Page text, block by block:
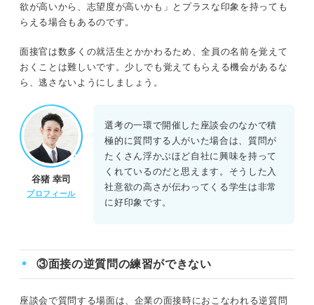
欲が高いから、志望度が高いかも」とプラスな印象を持っても
らえる場合もあるのです。
面接官は数多くの就活生とかかわるため、全員の名前を覚えて
おくことは難しいです。少しでも覚えてもらえる機会があるな
ら、逃さないようにしましょう。
谷猪 幸司
プロフィール
選考の一環で開催した座談会のなかで積
極的に質問する人がいた場合は、質問が
たくさん浮かぶほど自社に興味を持って
くれているのだと思えます。そうした入
社意欲の高さが伝わってくる学生は非常
に好印象です。
③面接の逆質問の練習ができない
座談会で質問する場面は、企業の面接時におこなわれる逆質問